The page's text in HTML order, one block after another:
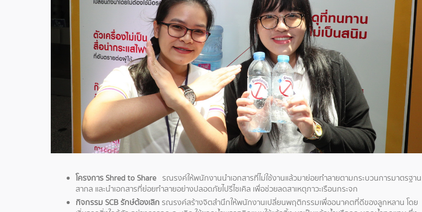
โครงการ Shred to Share รณรงค์ให้พนักงานนำเอกสารที่ไม่ใช้งานแล้วมาย่อยทำลายตามกระบวนการมาตรฐาน
สากล และนำเอกสารที่ย่อยทำลายอย่างปลอดภัยไปรีไซเคิล เพื่อช่วยลดสาเหตุภาวะเรือนกระจก
กิจกรรม SCB รักษ์ต้องเลิก รณรงค์สร้างจิตสำนึกให้พนักงานเปลี่ยนพฤติกรรมเพื่ออนาคตที่ดีของลูกหลาน โดย